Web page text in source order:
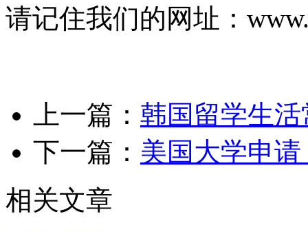
请记住我们的网址：
上一篇： 韩国留学生
下一篇： 美国大学申
相关文章